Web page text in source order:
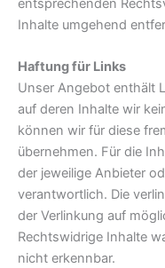
entsprechenden
Inhalte umgehend
Haftung für Links
Unser Angebot enthält
auf deren Inhalte wir
können wir für diese
übernehmen. Für die
der jeweilige Anbieter
verantwortlich. Die
der Verlinkung auf
Rechtswidrige Inhalte
nicht erkennbar.